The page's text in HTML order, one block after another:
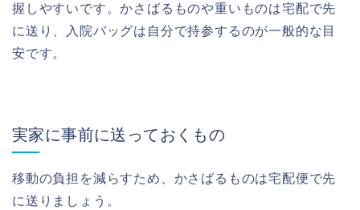
握しやすいです。かさばるものや重いものは宅配で先
に送り、入院バッグは自分で持参するのが一般的な目
安です。
実家に事前に送っておくもの
移動の負担を減らすため、かさばるものは宅配便で先
に送りましょう。